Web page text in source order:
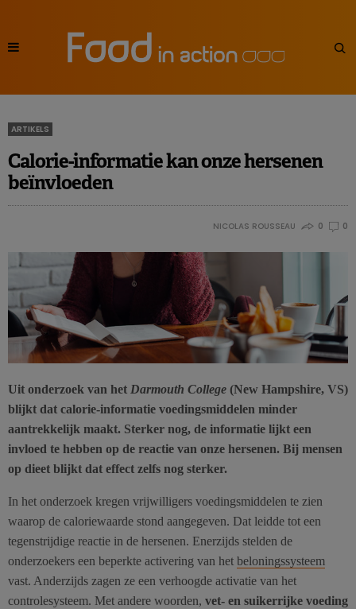
ARTIKELS
Calorie-informatie kan onze hersenen
beïnvloeden
NICOLAS ROUSSEAU 0 0
Uit onderzoek van het Darmouth College (New Hampshire, VS)
blijkt dat calorie-informatie voedingsmiddelen minder
aantrekkelijk maakt. Sterker nog, de informatie lijkt een
invloed te hebben op de reactie van onze hersenen. Bij mensen
op dieet blijkt dat effect zelfs nog sterker.
In het onderzoek kregen vrijwilligers voedingsmiddelen te zien
waarop de caloriewaarde stond aangegeven. Dat leidde tot een
tegenstrijdige reactie in de hersenen. Enerzijds stelden de
onderzoekers een beperkte activering van het beloningssysteem
vast. Anderzijds zagen ze een verhoogde activatie van het
controlesysteem. Met andere woorden, vet- en suikerrijke voeding